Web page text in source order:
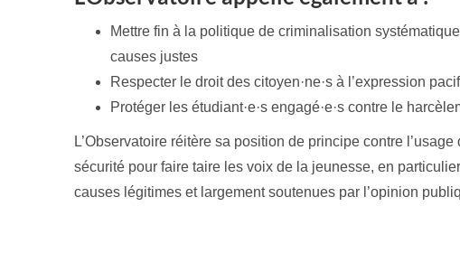
Mettre fin à la politique de criminalisation
causes justes
Respecter le droit des citoyen·ne·s à l’expression
Protéger les étudiant·e·s engagé·e·s contre le
L’Observatoire réitère sa position de principe contre
sécurité pour faire taire les voix de la jeunesse, en
causes légitimes et largement soutenues par l’opinion